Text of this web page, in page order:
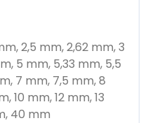
2,5 mm, 2,62 mm, 3
5 mm, 5,33 mm, 5,5
7 mm, 7,5 mm, 8
10 mm, 12 mm, 13
40 mm